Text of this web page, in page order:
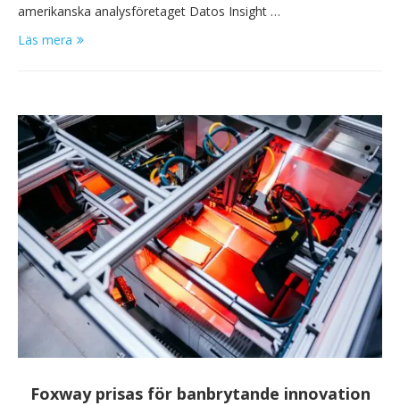
amerikanska analysföretaget Datos Insight …
Läs mera
Foxway prisas för banbrytande innovation